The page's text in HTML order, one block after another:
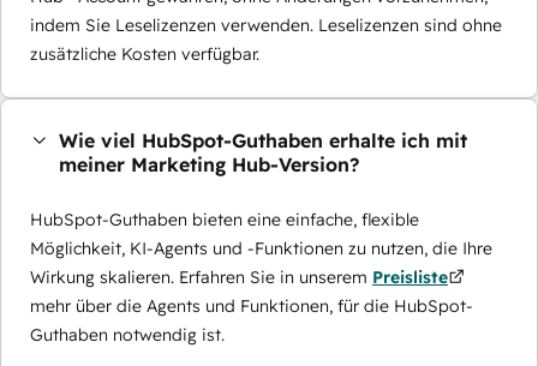
indem Sie Leselizenzen verwenden. Leselizenzen sind ohne
zusätzliche Kosten verfügbar.
Wie viel HubSpot-Guthaben erhalte ich mit
meiner Marketing Hub-Version?
HubSpot-Guthaben bieten eine einfache, flexible
Möglichkeit, KI-Agents und -Funktionen zu nutzen, die Ihre
Wirkung skalieren. Erfahren Sie in unserem Preisliste
mehr über die Agents und Funktionen, für die HubSpot-
Guthaben notwendig ist.